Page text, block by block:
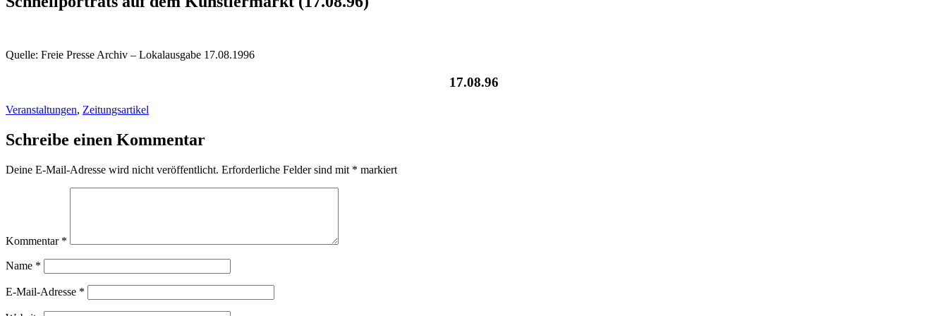
Quelle: Freie Presse Archiv – Lokalausgabe 17.08.1996
17.08.96
Veranstaltungen, Zeitungsartikel
Schreibe einen Kommentar
Deine E-Mail-Adresse wird nicht veröffentlicht. Erforderliche Felder sind mit * markiert
Kommentar *
Name *
E-Mail-Adresse *